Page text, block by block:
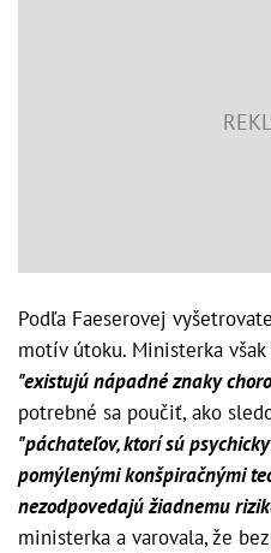
Podľa Faeserovej
motív útoku. Ministerka
"existujú nápadné znaky
potrebné sa poučiť, ako
"páchateľov, ktorí sú
pomýlenými konšpiračnými
nezodpovedajú žiadnemu
ministerka a varovala, že